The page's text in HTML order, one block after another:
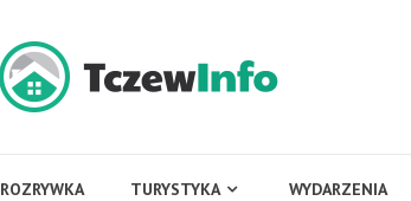
ROZRYWKA TURYSTYKA WYDARZENIA